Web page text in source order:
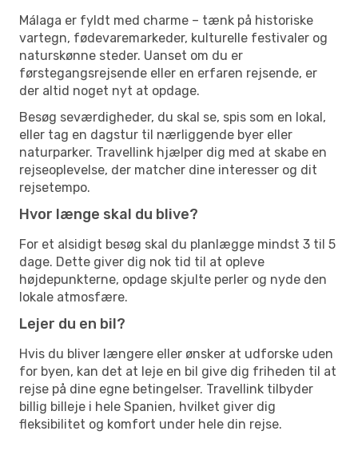
Málaga er fyldt med charme – tænk på historiske
vartegn, fødevaremarkeder, kulturelle festivaler og
naturskønne steder. Uanset om du er
førstegangsrejsende eller en erfaren rejsende, er
der altid noget nyt at opdage.
Besøg seværdigheder, du skal se, spis som en lokal,
eller tag en dagstur til nærliggende byer eller
naturparker. Travellink hjælper dig med at skabe en
rejseoplevelse, der matcher dine interesser og dit
rejsetempo.
Hvor længe skal du blive?
For et alsidigt besøg skal du planlægge mindst 3 til 5
dage. Dette giver dig nok tid til at opleve
højdepunkterne, opdage skjulte perler og nyde den
lokale atmosfære.
Lejer du en bil?
Hvis du bliver længere eller ønsker at udforske uden
for byen, kan det at leje en bil give dig friheden til at
rejse på dine egne betingelser. Travellink tilbyder
billig billeje i hele Spanien, hvilket giver dig
fleksibilitet og komfort under hele din rejse.